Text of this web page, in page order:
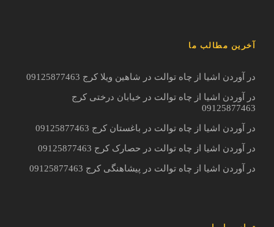
آخرین مطالب ما
در آوردن اشیا از چاه توالت در شاهین ویلا کرج 09125877463
در آوردن اشیا از چاه توالت در خیابان درختی کرج
09125877463
در آوردن اشیا از چاه توالت در باغستان کرج 09125877463
در آوردن اشیا از چاه توالت در حصارک کرج 09125877463
در آوردن اشیا از چاه توالت در پیشاهنگی کرج 09125877463